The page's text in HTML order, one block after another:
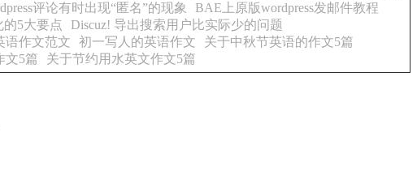
评论有时出现“匿名”的现象
BAE上原版wordpress发邮件教程
的5大要点
Discuz! 导出搜索用户比实际少的问题
语作文范文 初一写人的英语作文
关于中秋节英语的作文5篇
文5篇 关于节约用水英文作文5篇